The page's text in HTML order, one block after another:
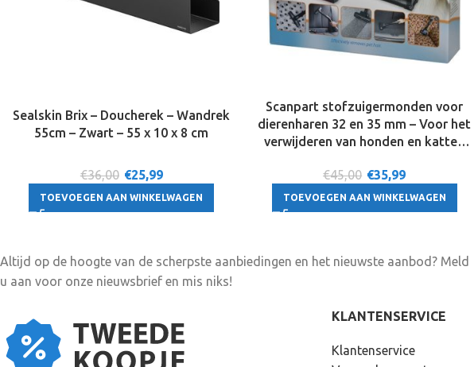
Sealskin Brix – Doucherek – Wandrek
55cm – Zwart – 55 x 10 x 8 cm
€36,00 €25,99
TOEVOEGEN AAN WINKELWAGEN
Scanpart stofzuigermonden voor
dierenharen 32 en 35 mm – Voor het
verwijderen van honden en katten
Geschikt voor AEG Bosch Electrolux
Miele Moulinex Nilfisk Philips
Rowenta Siemens – Universeel – 3
€45,00 €35,99
TOEVOEGEN AAN WINKELWAGEN
Altijd op de hoogte van de scherpste aanbiedingen en het nieuwste aanbod? Meld
u aan voor onze nieuwsbrief en mis niks!
KLANTENSERVICE
Klantenservice